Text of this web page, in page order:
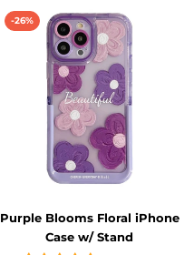
-26%
Purple Blooms Floral iPhone
Case w/ Stand